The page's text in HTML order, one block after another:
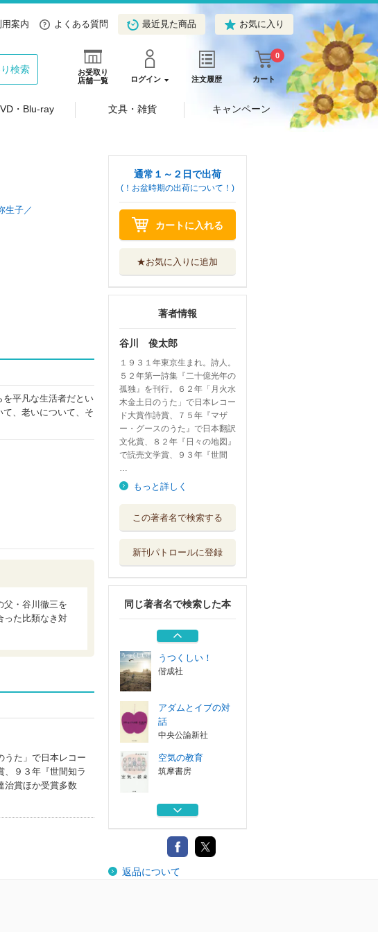
用案内 よくある質問 最近見た商品 お気に入り
お受取り
店舗一覧
ログイン 注文履歴 カート
0
検索
・Blu-ray 文具・雑貨 キャンペーン
子／
を平凡な生活者だとい
、老いについて、そ
父・谷川徹三を
った比類なき対
うた」で日本レコー
、９３年『世間知ラ
治賞ほか受賞多数
通常１～２日で出荷
(！お盆時期の出荷について！)
カートに入れる
★お気に入りに追加
著者情報
谷川 俊太郎
１９３１年東京生まれ。詩人。
５２年第一詩集『二十億光年の
孤独』を刊行。６２年「月火水
木金土日のうた」で日本レコー
ド大賞作詩賞、７５年『マザ
ー・グースのうた』で日本翻訳
文化賞、８２年『日々の地図』
で読売文学賞、９３年『世間
…
もっと詳しく
この著者名で検索する
新刊パトロールに登録
同じ著者名で検索した本
筑摩書房
かべとじめん 愛
メノキ書房
はだか 谷川俊太
郎詩集
筑摩書房
うつくしい！
偕成社
アダムとイブの対
話
中央公論新社
空気の教育
筑摩書房
かべとじめん 愛
メノキ書房
はだか 谷川俊太
郎詩集
返品について